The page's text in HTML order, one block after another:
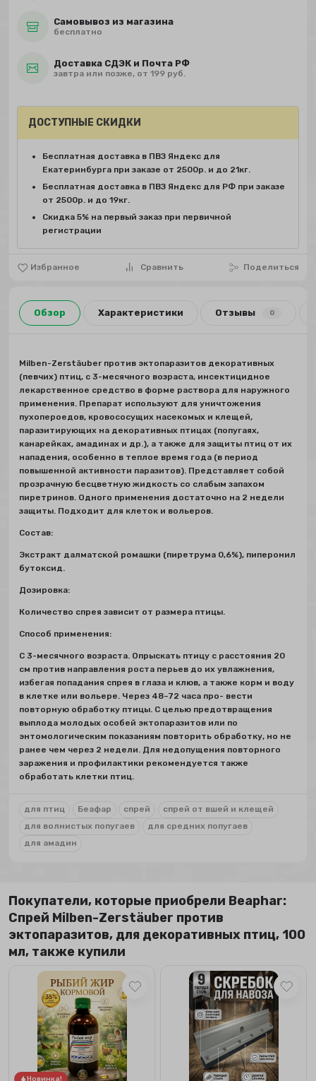
Самовывоз из магазина
бесплатно
Доставка СДЭК и Почта РФ
завтра или позже, от 199 руб.
Избранное Сравнить Поделиться
ДОСТУПНЫЕ СКИДКИ
Бесплатная доставка в ПВЗ Яндекс для
Екатеринбурга при заказе от 2500р. и до 21кг.
Бесплатная доставка в ПВЗ Яндекс для РФ при заказе
от 2500р. и до 19кг.
Скидка 5% на первый заказ при первичной
регистрации
Обзор Характеристики Отзывы 0
Milben-Zerstäuber против эктопаразитов декоративных
(певчих) птиц, с 3-месячного возраста, инсектицидное
лекарственное средство в форме раствора для наружного
применения. Препарат используют для уничтожения
пухопероедов, кровососущих насекомых и клещей,
паразитирующих на декоративных птицах (попугаях,
канарейках, амадинах и др.), а также для защиты птиц от их
нападения, особенно в теплое время года (в период
повышенной активности паразитов). Представляет собой
прозрачную бесцветную жидкость со слабым запахом
пиретринов. Одного применения достаточно на 2 недели
защиты. Подходит для клеток и вольеров.
Состав:
Экстракт далматской ромашки (пиретрума 0,6%), пиперонил
бутоксид.
Дозировка:
Количество спрея зависит от размера птицы.
Способ применения:
С 3-месячного возраста. Опрыскать птицу с расстояния 20
см против направления роста перьев до их увлажнения,
избегая попадания спрея в глаза и клюв, а также корм и воду
в клетке или вольере. Через 48–72 часа про- вести
повторную обработку птицы. С целью предотвращения
выплода молодых особей эктопаразитов или по
энтомологическим показаниям повторить обработку, но не
ранее чем через 2 недели. Для недопущения повторного
заражения и профилактики рекомендуется также
обработать клетки птиц.
для птиц Беафар спрей
спрей от вшей и клещей
для волнистых попугаев
для средних попугаев
для амадин
Покупатели, которые приобрели Beaphar:
Спрей Milben-Zerstäuber против
эктопаразитов, для декоративных птиц, 100
мл, также купили
Новинка!